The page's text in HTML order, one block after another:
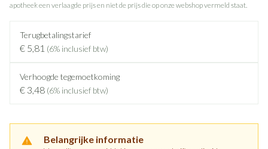
apotheek een verlaagde prijs en niet de prijs die op onze webshop vermeld staat.
Terugbetalingstarief
€ 5,81 (6% inclusief btw)
Verhoogde tegemoetkoming
€ 3,48 (6% inclusief btw)
Belangrijke informatie